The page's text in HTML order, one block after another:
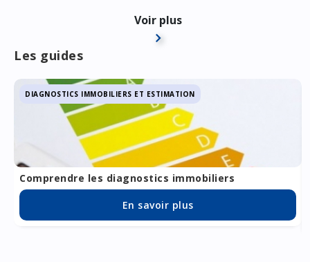
de la date de la demande et jusqu’au 31/12/2026 en
France Métropolitaine. Elle n’est pas valable dans le
cadre d’une réservation de diagnostics effectués en
direct auprès de nos agences locales. Le client est
compter de sa demande de devis. Les diagnostics sont
rendus par mail sous 7 jours ouvrés après intervention
de notre technicien, et ce uniquement dès réception du
règlement de la facture (mandat SEPA, chèque,
virement, etc.). L’ERP (Etat des Risques et Pollution)
est offert pour toute demande de diagnostics
immobiliers via Le Kiosque à Services.
Voir plus
Les guides
DIAGNOSTICS IMMOBILIERS ET ESTIMATION
Comprendre les diagnostics immobiliers
En savoir plus